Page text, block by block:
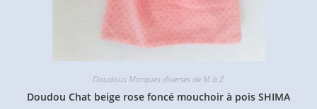
Doudous Marques diverses de M à Z
Doudou Chat beige rose foncé mouchoir à pois SHIMA